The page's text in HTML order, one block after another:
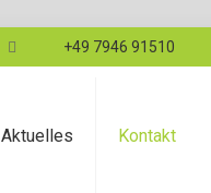
+49 7946 91510
Aktuelles Kontakt